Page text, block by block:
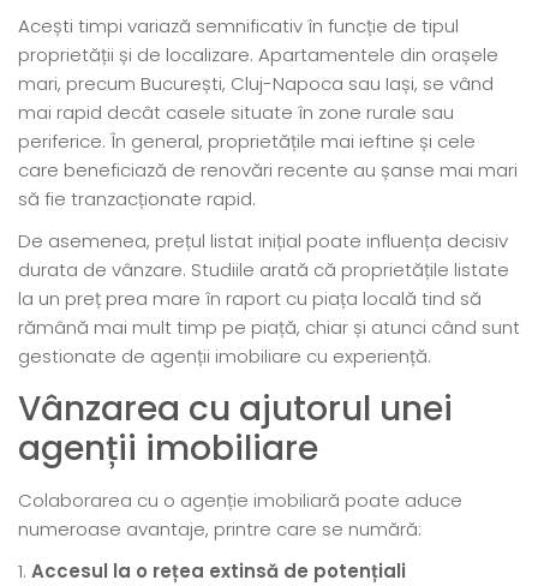
Acești timpi variază semnificativ în funcție de tipul
proprietății și de localizare. Apartamentele din orașele
mari, precum București, Cluj-Napoca sau Iași, se vând
mai rapid decât casele situate în zone rurale sau
periferice. În general, proprietățile mai ieftine și cele
care beneficiază de renovări recente au șanse mai mari
să fie tranzacționate rapid.
De asemenea, prețul listat inițial poate influența decisiv
durata de vânzare. Studiile arată că proprietățile listate
la un preț prea mare în raport cu piața locală tind să
rămână mai mult timp pe piață, chiar și atunci când sunt
gestionate de agenții imobiliare cu experiență.
Vânzarea cu ajutorul unei
agenții imobiliare
Colaborarea cu o agenție imobiliară poate aduce
numeroase avantaje, printre care se numără:
Accesul la o rețea extinsă de potențiali